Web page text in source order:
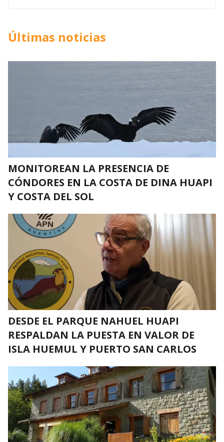
Últimas noticias
MONITOREAN LA PRESENCIA DE
CÓNDORES EN LA COSTA DE DINA HUAPI
Y COSTA DEL SOL
DESDE EL PARQUE NAHUEL HUAPI
RESPALDAN LA PUESTA EN VALOR DE
ISLA HUEMUL Y PUERTO SAN CARLOS